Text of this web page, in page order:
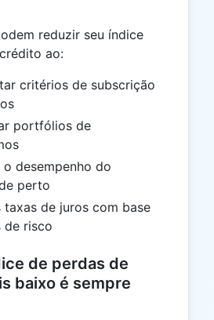
reduzir seu índice
ao:
critérios de subscrição
portfólios de
desempenho do
perto
taxas de juros com base
de risco
de perdas de
baixo é sempre